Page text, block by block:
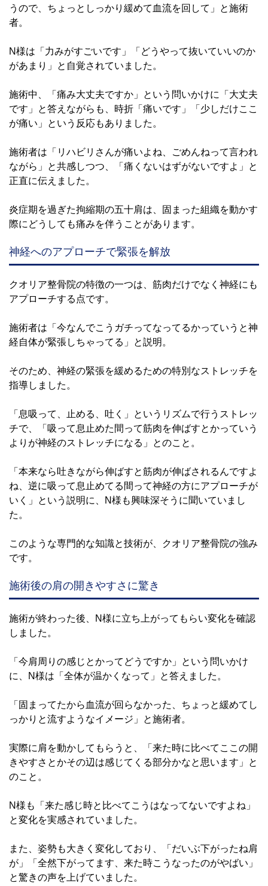
うので、ちょっとしっかり緩めて血流を回して」と施術
者。
N様は「力みがすごいです」「どうやって抜いていいのか
があまり」と自覚されていました。
施術中、「痛み大丈夫ですか」という問いかけに「大丈夫
です」と答えながらも、時折「痛いです」「少しだけここ
が痛い」という反応もありました。
施術者は「リハビリさんが痛いよね、ごめんねって言われ
ながら」と共感しつつ、「痛くないはずがないですよ」と
正直に伝えました。
炎症期を過ぎた拘縮期の五十肩は、固まった組織を動かす
際にどうしても痛みを伴うことがあります。
神経へのアプローチで緊張を解放
クオリア整骨院の特徴の一つは、筋肉だけでなく神経にも
アプローチする点です。
施術者は「今なんでこうガチってなってるかっていうと神
経自体が緊張しちゃってる」と説明。
そのため、神経の緊張を緩めるための特別なストレッチを
指導しました。
「息吸って、止める、吐く」というリズムで行うストレッ
チで、「吸って息止めた間って筋肉を伸ばすとかっていう
よりが神経のストレッチになる」とのこと。
「本来なら吐きながら伸ばすと筋肉が伸ばされるんですよ
ね、逆に吸って息止めてる間って神経の方にアプローチが
いく」という説明に、N様も興味深そうに聞いていまし
た。
このような専門的な知識と技術が、クオリア整骨院の強み
です。
施術後の肩の開きやすさに驚き
施術が終わった後、N様に立ち上がってもらい変化を確認
しました。
「今肩周りの感じとかってどうですか」という問いかけ
に、N様は「全体が温かくなって」と答えました。
「固まってたから血流が回らなかった、ちょっと緩めてし
っかりと流すようなイメージ」と施術者。
実際に肩を動かしてもらうと、「来た時に比べてここの開
きやすさとかその辺は感じてくる部分かなと思います」と
のこと。
N様も「来た感じ時と比べてこうはなってないですよね」
と変化を実感されていました。
また、姿勢も大きく変化しており、「だいぶ下がったね肩
が」「全然下がってます、来た時こうなったのがやばい」
と驚きの声を上げていました。